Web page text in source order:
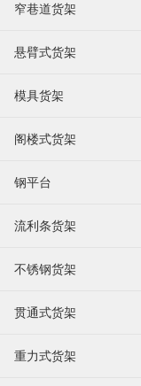
窄巷道货架
悬臂式货架
模具货架
阁楼式货架
钢平台
流利条货架
不锈钢货架
贯通式货架
重力式货架
运输料架料箱
仓储笼